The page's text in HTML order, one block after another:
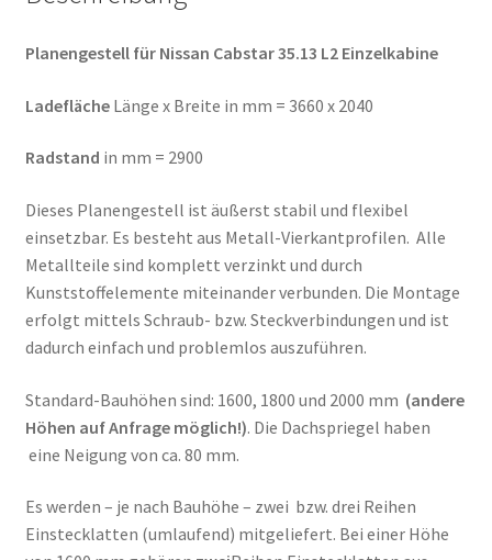
Planengestell für Nissan Cabstar 35.13 L2 Einzelkabine
LadeflächeLänge x Breite in mm = 3660 x 2040
Radstand in mm = 2900
Dieses Planengestell ist äußerst stabil und flexibel
einsetzbar. Es besteht aus Metall-Vierkantprofilen. Alle
Metallteile sind komplett verzinkt und durch
Kunststoffelemente miteinander verbunden. Die Montage
erfolgt mittels Schraub- bzw. Steckverbindungen und ist
dadurch einfach und problemlos auszuführen.
Standard-Bauhöhen sind: 1600, 1800 und 2000 mm (andere
Höhen auf Anfrage möglich!). Die Dachspriegel haben
eine Neigung von ca. 80 mm.
Es werden – je nach Bauhöhe – zwei bzw. drei Reihen
Einstecklatten (umlaufend) mitgeliefert. Bei einer Höhe